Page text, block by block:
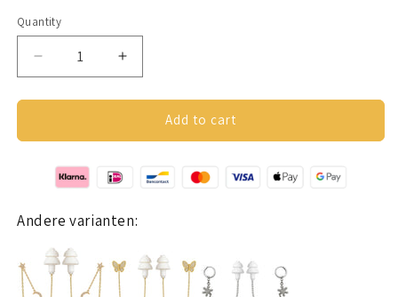
Quantity
Decrease
quantity
for
Voor
(Zirkonia)
Goudkleurig
Increase
quantity
for
Oorbellen
Voor
(Zirkonia)
Add to cart
Andere varianten: